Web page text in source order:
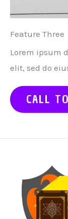
Feature Three
Lorem ipsum
elit, sed do
CALL